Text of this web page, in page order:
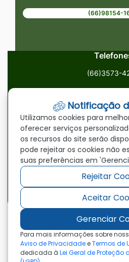
(66)98154-
(66)3573-
Av. Brasil, 1900, Centro,
Redes
Acessar
a
Rede
Social
a
©2026 - Prefeitura
- Todos os
Notificação
Utilizamos cookies para
oferecer serviços
os recursos do site serão
pode rejeitar os cookies não
suas preferências em
Rejeitar
Aceitar
Gerenciar
Para mais informações sobre
Aviso de PrivacidadeeTermos de
dedicada à Lei Geral de Proteção